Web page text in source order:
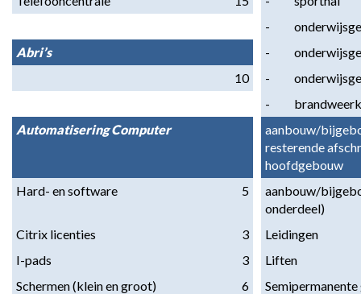
-
Abri’s
-
10
-
-
Automatisering Computer
aanbouw/
resterende
hoofdgebouw
Hard- en software
5
aanbouw/
onderdeel)
Citrix licenties
3
Leidingen
I-pads
3
Liften
Schermen (klein en groot)
6